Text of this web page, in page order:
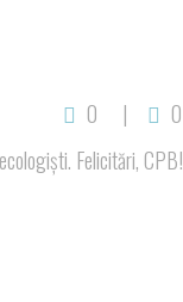
0
0
Felicitări, CPB!